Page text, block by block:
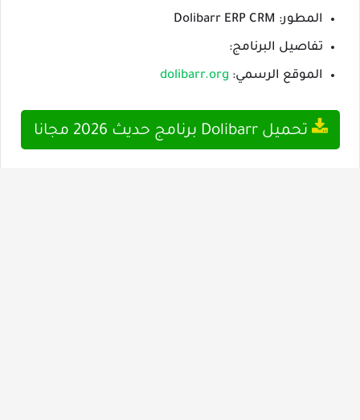
المطور: Dolibarr ERP CRM
تفاصيل البرنامج:
الموقع الرسمي: dolibarr.org
تحميل Dolibarr برنامج حديث 2026 مجانا